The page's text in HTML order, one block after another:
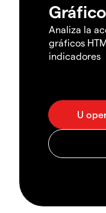
Analiza la
gráficos
indicadores